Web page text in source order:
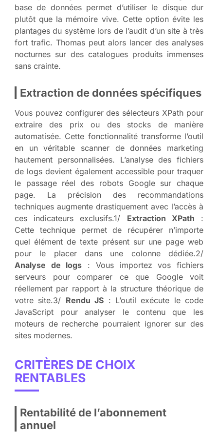
base de données permet d’utiliser le disque dur
plutôt que la mémoire vive. Cette option évite les
plantages du système lors de l’audit d’un site à très
fort trafic. Thomas peut alors lancer des analyses
nocturnes sur des catalogues produits immenses
sans crainte.
Extraction de données spécifiques
Vous pouvez configurer des sélecteurs XPath pour
extraire des prix ou des stocks de manière
automatisée. Cette fonctionnalité transforme l’outil
en un véritable scanner de données marketing
hautement personnalisées. L’analyse des fichiers
de logs devient également accessible pour traquer
le passage réel des robots Google sur chaque
page. La précision des recommandations
techniques augmente drastiquement avec l’accès à
ces indicateurs exclusifs.1/ Extraction XPath :
Cette technique permet de récupérer n’importe
quel élément de texte présent sur une page web
pour le placer dans une colonne dédiée.2/
Analyse de logs : Vous importez vos fichiers
serveurs pour comparer ce que Google voit
réellement par rapport à la structure théorique de
votre site.3/ Rendu JS : L’outil exécute le code
JavaScript pour analyser le contenu que les
moteurs de recherche pourraient ignorer sur des
sites modernes.
CRITÈRES DE CHOIX
RENTABLES
Rentabilité de l’abonnement
annuel